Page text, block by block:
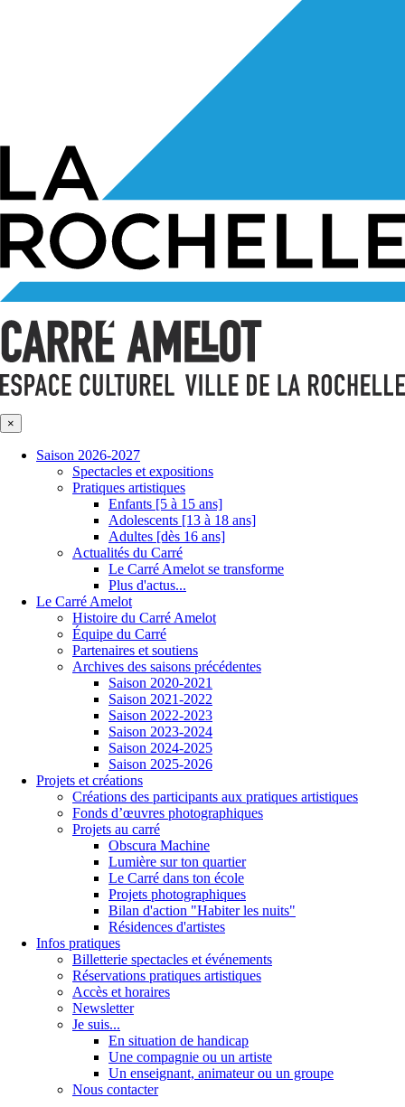
×
Saison 2026-2027
Spectacles et expositions
Pratiques artistiques
Enfants [5 à 15 ans]
Adolescents [13 à 18 ans]
Adultes [dès 16 ans]
Actualités du Carré
Le Carré Amelot se transforme
Plus d'actus...
Le Carré Amelot
Histoire du Carré Amelot
Équipe du Carré
Partenaires et soutiens
Archives des saisons précédentes
Saison 2020-2021
Saison 2021-2022
Saison 2022-2023
Saison 2023-2024
Saison 2024-2025
Saison 2025-2026
Projets et créations
Créations des participants aux pratiques artistiques
Fonds d’œuvres photographiques
Projets au carré
Obscura Machine
Lumière sur ton quartier
Le Carré dans ton école
Projets photographiques
Bilan d'action "Habiter les nuits"
Résidences d'artistes
Infos pratiques
Billetterie spectacles et événements
Réservations pratiques artistiques
Accès et horaires
Newsletter
Je suis...
En situation de handicap
Une compagnie ou un artiste
Un enseignant, animateur ou un groupe
Nous contacter